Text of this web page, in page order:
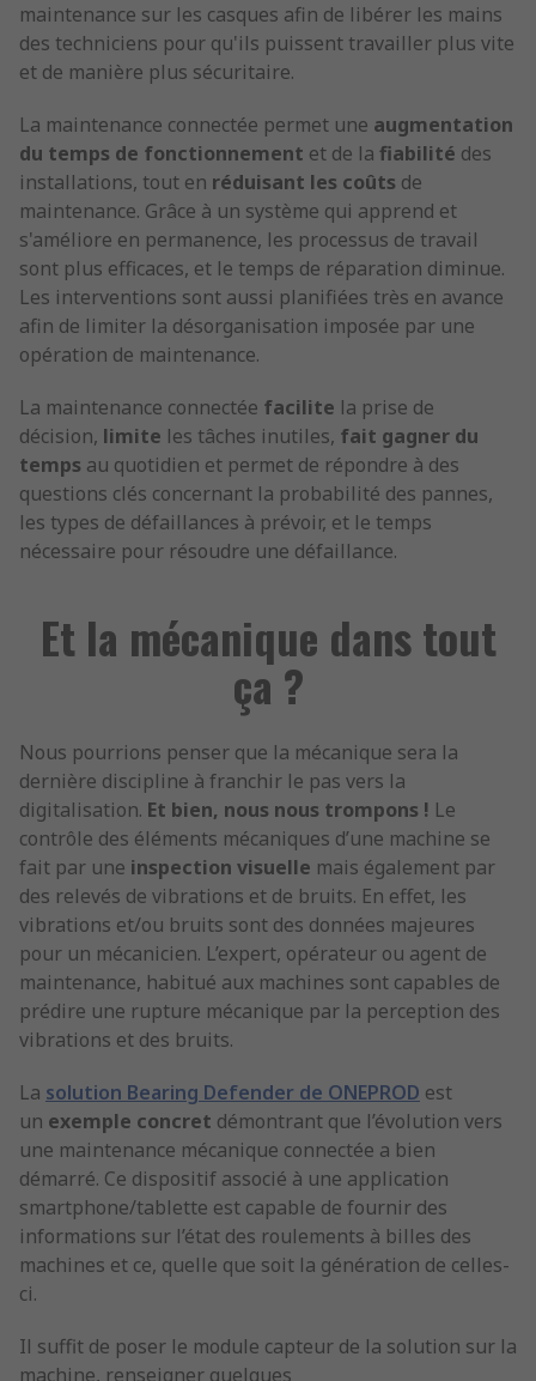
maintenance sur les casques afin de libérer les mains
des techniciens pour qu'ils puissent travailler plus vite
et de manière plus sécuritaire.
La maintenance connectée permet une augmentation
du temps de fonctionnement et de la fiabilité des
installations, tout en réduisant les coûts de
maintenance. Grâce à un système qui apprend et
s'améliore en permanence, les processus de travail
sont plus efficaces, et le temps de réparation diminue.
Les interventions sont aussi planifiées très en avance
afin de limiter la désorganisation imposée par une
opération de maintenance.
La maintenance connectée facilite la prise de
décision, limite les tâches inutiles, fait gagner du
temps au quotidien et permet de répondre à des
questions clés concernant la probabilité des pannes,
les types de défaillances à prévoir, et le temps
nécessaire pour résoudre une défaillance.
Et la mécanique dans tout
ça ?
Nous pourrions penser que la mécanique sera la
dernière discipline à franchir le pas vers la
digitalisation. Et bien, nous nous trompons ! Le
contrôle des éléments mécaniques d’une machine se
fait par une inspection visuelle mais également par
des relevés de vibrations et de bruits. En effet, les
vibrations et/ou bruits sont des données majeures
pour un mécanicien. L’expert, opérateur ou agent de
maintenance, habitué aux machines sont capables de
prédire une rupture mécanique par la perception des
vibrations et des bruits.
La solution Bearing Defender de ONEPROD est
un exemple concret démontrant que l’évolution vers
une maintenance mécanique connectée a bien
démarré. Ce dispositif associé à une application
smartphone/tablette est capable de fournir des
informations sur l’état des roulements à billes des
machines et ce, quelle que soit la génération de celles-
ci.
Il suffit de poser le module capteur de la solution sur la
machine, renseigner quelques